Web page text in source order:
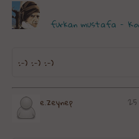
furkan mustafa -
:-) :-) :-)
e.zeynep